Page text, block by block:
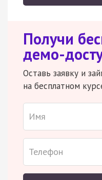
Получи
демо-
Оставь заявку и
на бесплатном